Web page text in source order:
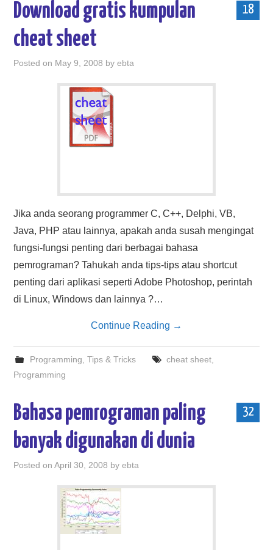
18
Download gratis kumpulan
cheat sheet
Posted on May 9, 2008 byebta
Jika anda seorang programmer C, C++, Delphi, VB,
Java, PHP atau lainnya, apakah anda susah mengingat
fungsi-fungsi penting dari berbagai bahasa
pemrograman? Tahukah anda tips-tips atau shortcut
penting dari aplikasi seperti Adobe Photoshop, perintah
di Linux, Windows dan lainnya ?…
Continue Reading →
Programming Tips & Tricks cheat sheet,
Programming
32
Bahasa pemrograman paling
banyak digunakan di dunia
Posted onApril 30, 2008 byebta